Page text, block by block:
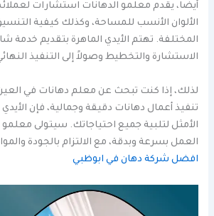
أيضًا، يقدم معلمو الدهانات استشارات
الألوان الأنسب للمساحة، وكذلك كيفية
المختلفة. تهتم الأيدي الماهرة بتقديم خدمة
الاستشارة والتخطيط وصولاً إلى التنفيذ
لذلك، إذا كنت تبحث عن معلم دهانات في
تنفيذ أعمال دهانات دقيقة وجمالية، فإن الأيدي
الأمثل لتلبية جميع احتياجاتك. سيتولى معلمو
العمل بسرعة وبدقة، مع الالتزام بالجودة
افضل شركة دهان في ابوظبي